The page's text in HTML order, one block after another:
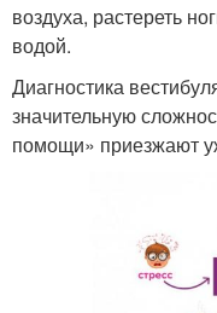
воздуха, растереть
водой.
Диагностика
значительную
помощи» приезжают